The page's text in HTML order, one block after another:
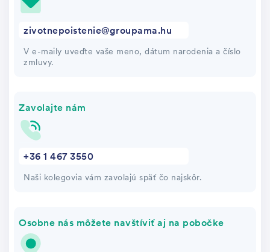
zivotnepoistenie@groupama.hu
V e-maily uveďte vaše meno, dátum narodenia a číslo
zmluvy.
Zavolajte nám
+36 1 467 3550
Naši kolegovia vám zavolajú späť čo najskôr.
Osobne nás môžete navštíviť aj na pobočke